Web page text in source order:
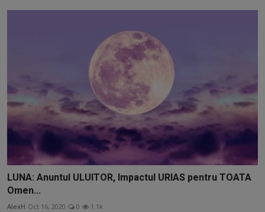
LUNA: Anuntul ULUITOR, Impactul URIAS pentru TOATA
Omen...
AlexH Oct 16, 2020 0 1.1k